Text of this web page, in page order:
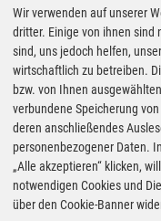
gestern 18:10 Uhr
2.119€
gestern 19:10 Uhr
ARAL
Stader
2.699€
gestern 16:20 Uhr
Shell
A1
Wir verwenden auf unserer
dritter. Einige von ihnen sind
sind, uns jedoch helfen,
wirtschaftlich zu betreiben.
bzw. von Ihnen
verbundene Speicherung
deren anschließendes
personenbezogener Daten.
„Alle akzeptieren“ klicken,
notwendigen Cookies und
über den Cookie-Banner